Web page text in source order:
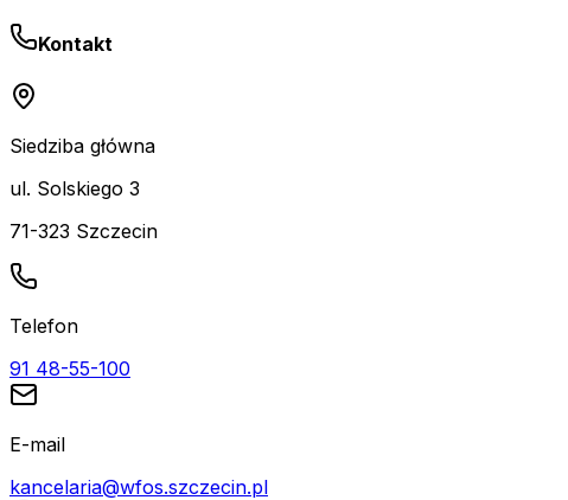
Kontakt
Siedziba główna
ul. Solskiego 3
71-323 Szczecin
Telefon
91 48-55-100
E-mail
kancelaria@wfos.szczecin.pl